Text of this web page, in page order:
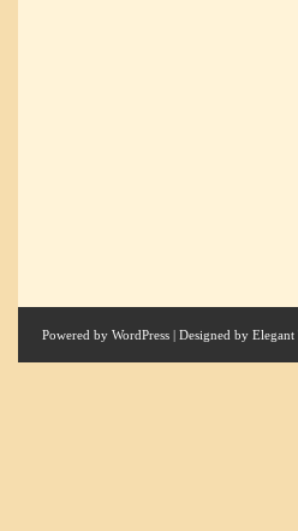
Powered by WordPress | Designed by Elegant